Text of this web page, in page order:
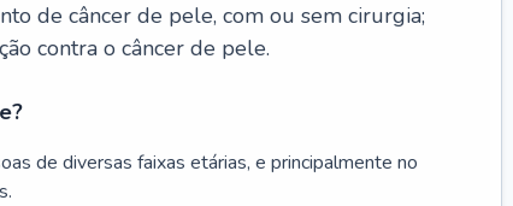
de câncer de pele, com ou sem cirurgia;
contra o câncer de pele.
de diversas faixas etárias, e principalmente no